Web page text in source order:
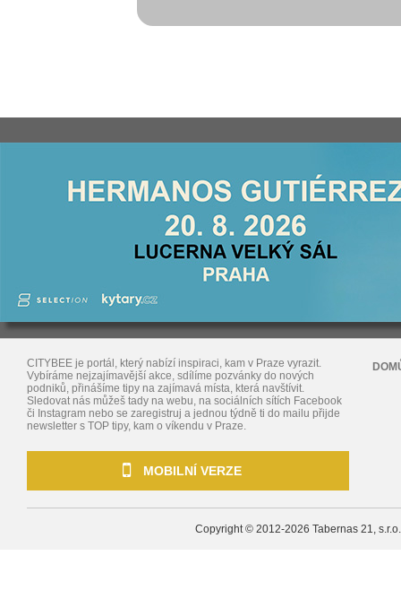
CITYBEE je portál, který nabízí inspiraci, kam v Praze vyrazit.
Vybíráme nejzajímavější akce, sdílíme pozvánky do nových
podniků, přinášíme tipy na zajímavá místa, která navštívit.
Sledovat nás můžeš tady na webu, na sociálních sítích Facebook
či Instagram nebo se zaregistruj a jednou týdně ti do mailu přijde
newsletter s TOP tipy, kam o víkendu v Praze.
MOBILNÍ VERZE
Copyright © 2012-2026 Tabernas 21, s.r.o.